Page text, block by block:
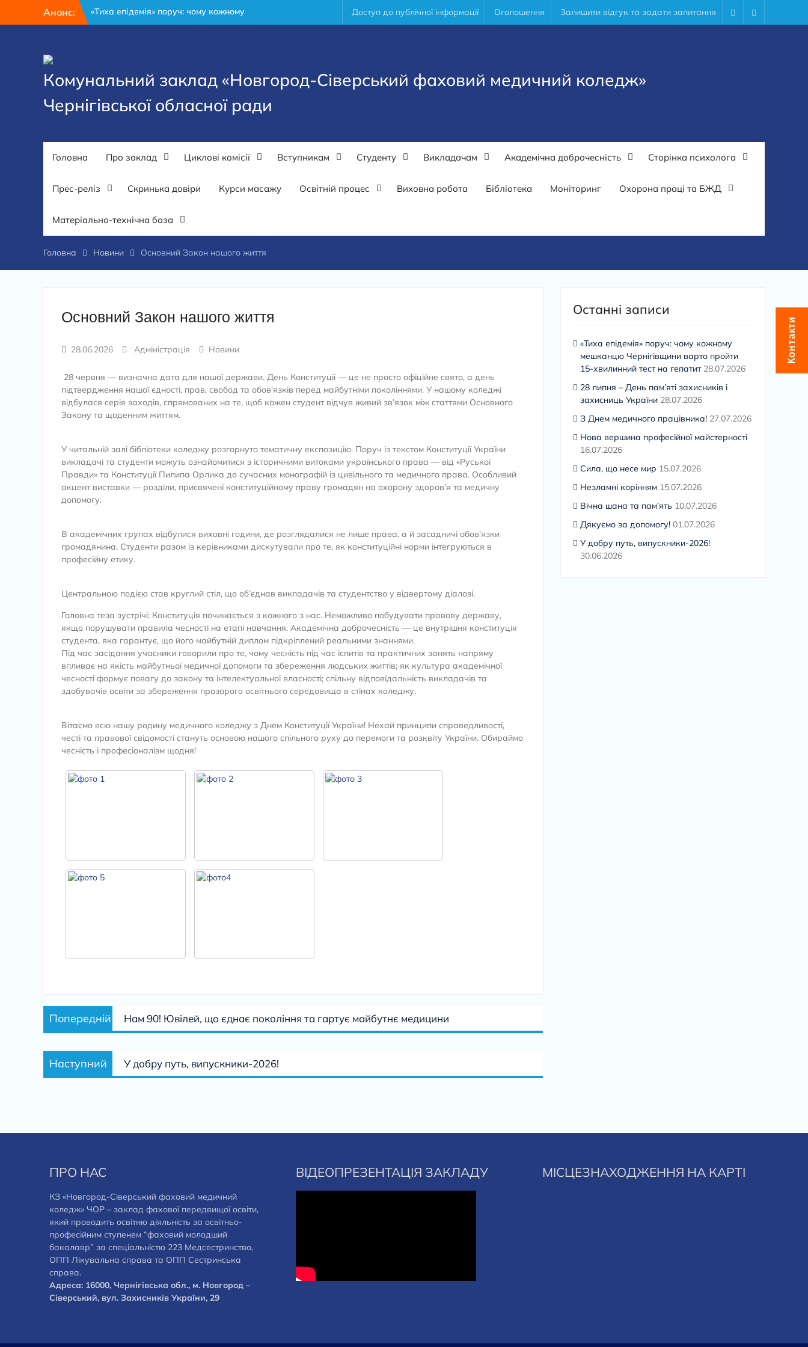
Анонс:
«Тиха епідемія» поруч: чому кожному
мешканцю Чернігівщини варто пройти
З Днем медичного працівника!
FacebookYoutube
Доступ до публічної інформації Оголошення Залишити відгук та задати запитання
Комунальний заклад «Новгород-Сіверський фаховий медичний коледж»
Чернігівської обласної ради
Головна Про заклад Циклові комісії Вступникам Студенту Викладачам Академічна доброчесність Сторінка психолога
Прес-реліз Скринька довіри Курси масажу Освітній процес Виховна робота Бібліотека Моніторинг Охорона праці та БЖД
Матеріально-технічна база
Головна Новини Основний Закон нашого життя
Основний Закон нашого життя
28.06.2026 Адміністрація Новини
​ 28 червня — визначна дата для нашої держави. День Конституції — це не просто офіційне свято, а день
підтвердження нашої єдності, прав, свобод та обов’язків перед майбутніми поколіннями. У нашому коледжі
відбулася серія заходів, спрямованих на те, щоб кожен студент відчув живий зв’язок між статтями Основного
Закону та щоденним життям.
У читальній залі бібліотеки коледжу розгорнуто тематичну експозицію. Поруч із текстом Конституції України
викладачі та студенти можуть ознайомитися з історичними витоками українського права — від «Руської
Правди» та Конституції Пилипа Орлика до сучасних монографій із цивільного та медичного права. Особливий
акцент виставки — розділи, присвячені конституційному праву громадян на охорону здоров’я та медичну
допомогу.
В академічних групах відбулися виховні години, де розглядалися не лише права, а й засадничі обов’язки
громадянина. Студенти разом із керівниками дискутували про те, як конституційні норми інтегруються в
професійну етику.
Центральною подією став круглий стіл, що об’єднав викладачів та студентство у відвертому діалозі.
​Головна теза зустрічі: Конституція починається з кожного з нас. Неможливо побудувати правову державу,
якщо порушувати правила чесності на етапі навчання. Академічна доброчесність — це внутрішня конституція
студента, яка гарантує, що його майбутній диплом підкріплений реальними знаннями.
Під час засідання учасники говорили про те, чому чесність під час іспитів та практичних занять напряму
впливає на якість майбутньої медичної допомоги та збереження людських життів; як культура академічної
чесності формує повагу до закону та інтелектуальної власності; спільну відповідальність викладачів та
здобувачів освіти за збереження прозорого освітнього середовища в стінах коледжу.
Вітаємо всю нашу родину медичного коледжу з Днем Конституції України! Нехай принципи справедливості,
честі та правової свідомості стануть основою нашого спільного руху до перемоги та розквіту України. Обираймо
чесність і професіоналізм щодня!
Навігація
записів
Попередній
Попередній
запис:
Нам 90! Ювілей, що єднає покоління та гартує майбутнє медицини
Наступний
Наступний
запис:
У добру путь, випускники-2026!
Останні записи
«Тиха епідемія» поруч: чому кожному
мешканцю Чернігівщини варто пройти
15-хвилинний тест на гепатит 28.07.2026
28 липня – День пам’яті захисників і
захисниць України 28.07.2026
З Днем медичного працівника! 27.07.2026
Нова вершина професійної майстерності
16.07.2026
Сила, що несе мир 15.07.2026
Незламні корінням 15.07.2026
Вічна шана та пам’ять 10.07.2026
Дякуємо за допомогу! 01.07.2026
У добру путь, випускники-2026!
30.06.2026
ПРО НАС
КЗ «Новгород-Сіверський фаховий медичний
коледж» ЧОР – заклад фахової передвищої освіти,
який проводить освітню діяльність за освітньо-
професійним ступенем “фаховий молодший
бакалавр” за спеціальністю 223 Медсестринство,
ОПП Лікувальна справа та ОПП Сестринська
справа.
Адреса: 16000, Чернігівська обл., м. Новгород –
Сіверський, вул. Захисників України, 29
ВІДЕОПРЕЗЕНТАЦІЯ ЗАКЛАДУ МІСЦЕЗНАХОДЖЕННЯ НА КАРТІ
Контакти